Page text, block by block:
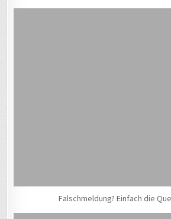
Falschmeldung? Einfach die